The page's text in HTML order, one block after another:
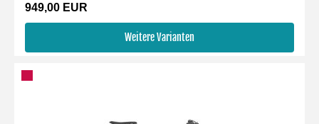
949,00 EUR
Weitere Varianten